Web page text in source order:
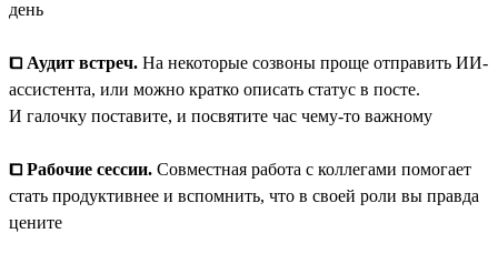
день
⧠ Аудит встреч. На некоторые созвоны проще отправить ИИ-
ассистента, или можно кратко описать статус в посте.
И галочку поставите, и посвятите час чему-то важному
⧠ Рабочие сессии. Совместная работа с коллегами помогает
стать продуктивнее и вспомнить, что в своей роли вы правда
цените